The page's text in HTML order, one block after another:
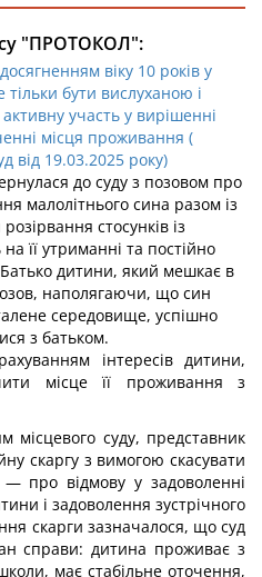
"ПРОТОКОЛ":
віку 10 років у
бути вислуханою і
участь у вирішенні
місця проживання (
від 19.03.2025 року)
до суду з позовом про
малолітнього сина разом із
стосунків із
її утриманні та постійно
дитини, який мешкає в
наполягаючи, що син
середовище, успішно
з батьком.
інтересів дитини,
місце її проживання з
місцевого суду, представник
скаргу з вимогою скасувати
про відмову у задоволенні
і задоволення зустрічного
скарги зазначалося, що суд
справи: дитина проживає з
має стабільне оточення,